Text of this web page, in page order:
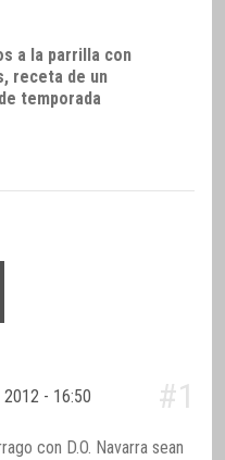
a la parrilla con
receta de un
temporada
2012 - 16:50 #1
con D.O. Navarra sean